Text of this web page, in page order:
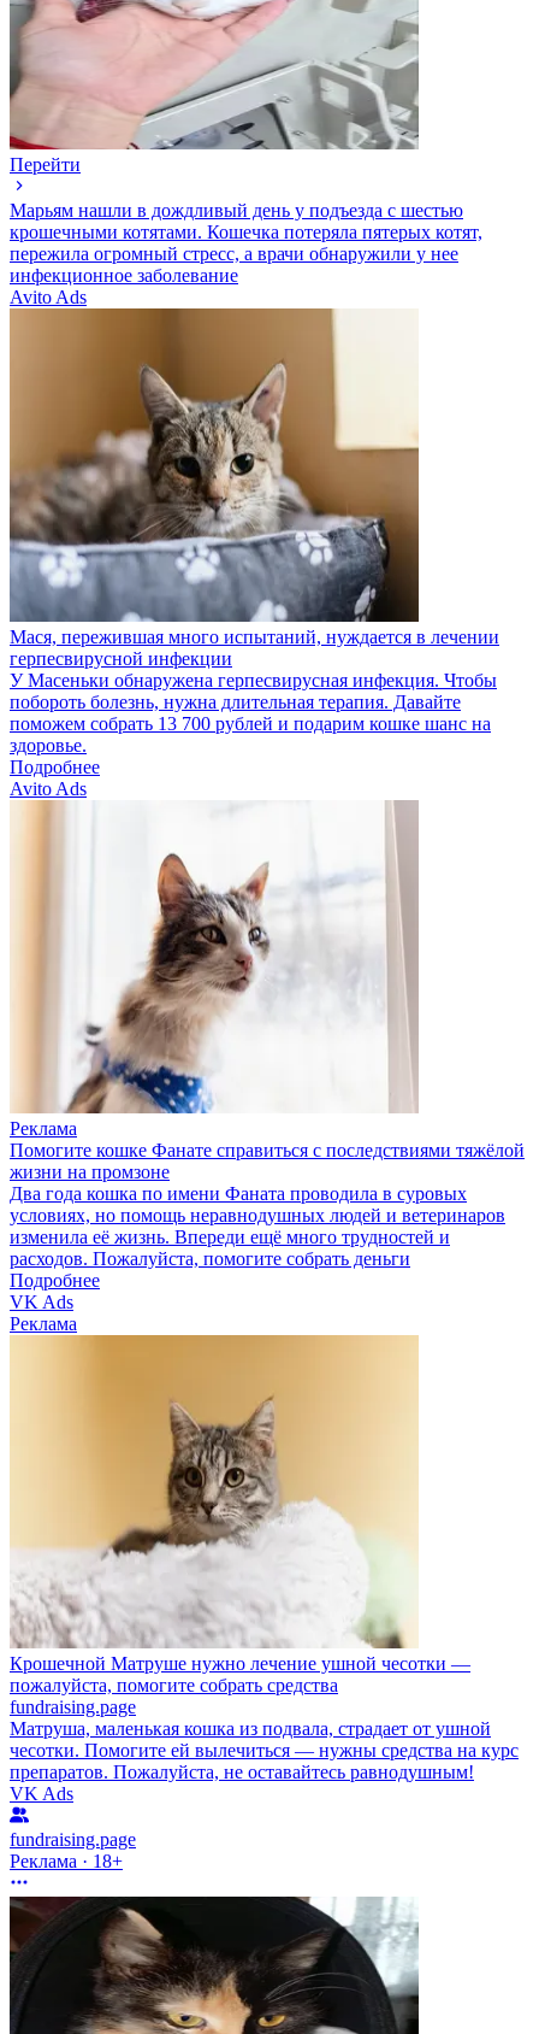
Перейти
Марьям нашли в дождливый день у подъезда с шестью
крошечными котятами. Кошечка потеряла пятерых котят,
пережила огромный стресс, а врачи обнаружили у нее
инфекционное заболевание
Avito Ads
Мася, пережившая много испытаний, нуждается в лечении
герпесвирусной инфекции
У Масеньки обнаружена герпесвирусная инфекция. Чтобы
побороть болезнь, нужна длительная терапия. Давайте
поможем собрать 13 700 рублей и подарим кошке шанс на
здоровье.
Подробнее
Avito Ads
Реклама
Помогите кошке Фанате справиться с последствиями тяжёлой
жизни на промзоне
Два года кошка по имени Фаната проводила в суровых
условиях, но помощь неравнодушных людей и ветеринаров
изменила её жизнь. Впереди ещё много трудностей и
расходов. Пожалуйста, помогите собрать деньги
Подробнее
VK Ads
Реклама
Крошечной Матруше нужно лечение ушной чесотки —
пожалуйста, помогите собрать средства
fundraising.page
Матруша, маленькая кошка из подвала, страдает от ушной
чесотки. Помогите ей вылечиться — нужны средства на курс
препаратов. Пожалуйста, не оставайтесь равнодушным!
VK Ads
fundraising.page
Реклама · 18+